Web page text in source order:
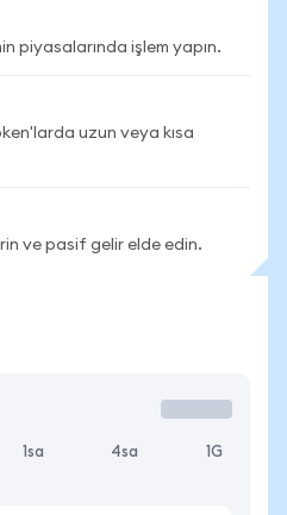
piyasalarında işlem yapın.
uzun veya kısa
ve pasif gelir elde edin.
1sa 4sa 1G